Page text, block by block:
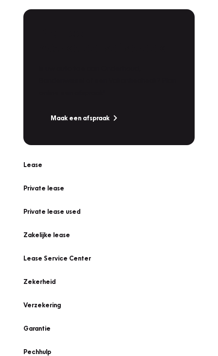
Maak een afspraak
Lease
Private lease
Private lease used
Zakelijke lease
Lease Service Center
Zekerheid
Verzekering
Garantie
Pechhulp